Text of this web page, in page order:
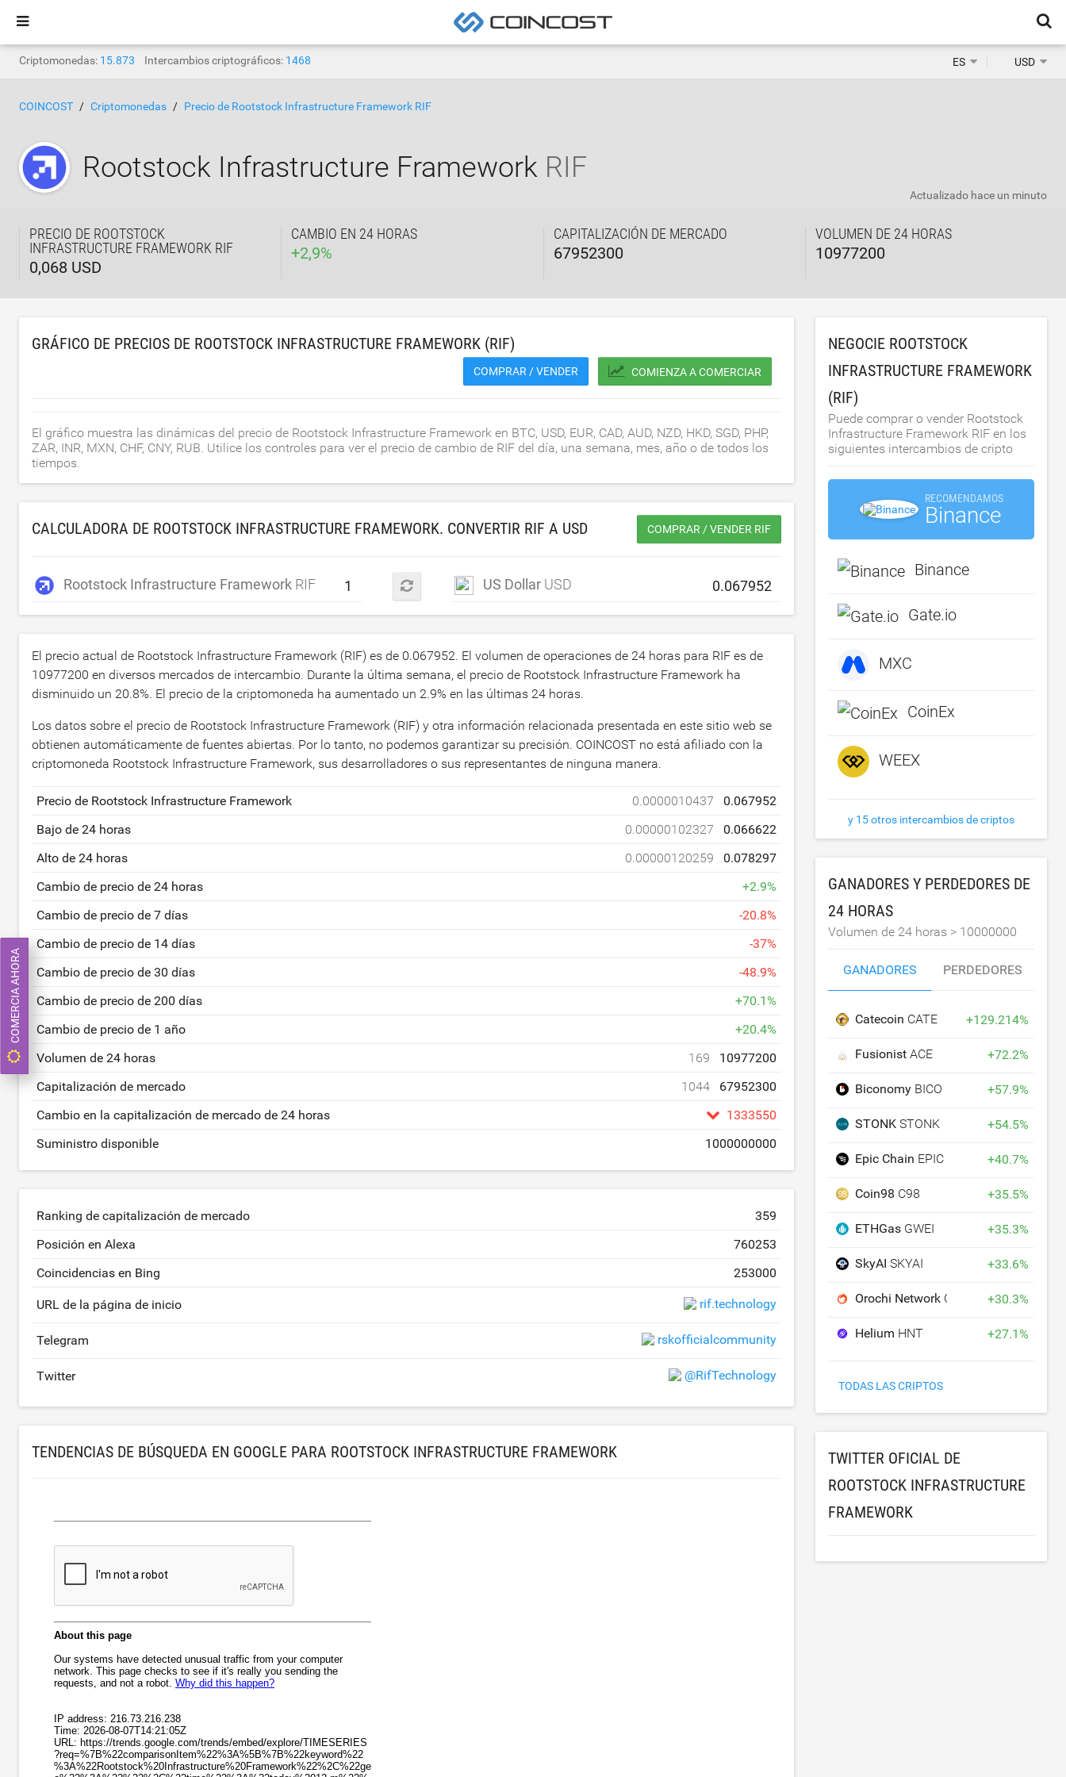
Criptomonedas: 15.873 Intercambios criptográficos: 1468 ES USD
COINCOST Criptomonedas Precio de Rootstock Infrastructure Framework RIF
Rootstock Infrastructure Framework RIF
PRECIO DE ROOTSTOCK
INFRASTRUCTURE FRAMEWORK RIF
0,068 USD
CAMBIO EN 24 HORAS
+2,9%
CAPITALIZACIÓN DE MERCADO
67952300
VOLUMEN DE 24 HORAS
10977200
Actualizado hace un minuto
GRÁFICO DE PRECIOS DE ROOTSTOCK INFRASTRUCTURE FRAMEWORK (RIF)
COMPRAR / VENDER COMIENZA A COMERCIAR
El gráfico muestra las dinámicas del precio de Rootstock Infrastructure Framework en BTC, USD, EUR, CAD, AUD, NZD, HKD, SGD, PHP,
ZAR, INR, MXN, CHF, CNY, RUB. Utilice los controles para ver el precio de cambio de RIF del día, una semana, mes, año o de todos los
tiempos.
CALCULADORA DE ROOTSTOCK INFRASTRUCTURE FRAMEWORK. CONVERTIR RIF A USD COMPRAR / VENDER RIF
Rootstock Infrastructure Framework RIF US Dollar USD
El precio actual de Rootstock Infrastructure Framework (RIF) es de 0.067952. El volumen de operaciones de 24 horas para RIF es de
10977200 en diversos mercados de intercambio. Durante la última semana, el precio de Rootstock Infrastructure Framework ha
disminuido un 20.8%. El precio de la criptomoneda ha aumentado un 2.9% en las últimas 24 horas.
Los datos sobre el precio de Rootstock Infrastructure Framework (RIF) y otra información relacionada presentada en este sitio web se
obtienen automáticamente de fuentes abiertas. Por lo tanto, no podemos garantizar su precisión. COINCOST no está afiliado con la
criptomoneda Rootstock Infrastructure Framework, sus desarrolladores o sus representantes de ninguna manera.
Precio de Rootstock Infrastructure Framework 0.0000010437
0.067952
Bajo de 24 horas
0.00000102327
0.066622
Alto de 24 horas
0.00000120259
0.078297
Cambio de precio de 24 horas
+2.9%
Cambio de precio de 7 días
-20.8%
Cambio de precio de 14 días
-37%
Cambio de precio de 30 días
-48.9%
Cambio de precio de 200 días
+70.1%
Cambio de precio de 1 año
+20.4%
Volumen de 24 horas
169
10977200
Capitalización de mercado
1044
67952300
Cambio en la capitalización de mercado de 24 horas
1333550
Suministro disponible
1000000000
Ranking de capitalización de mercado
359
Posición en Alexa
760253
Coincidencias en Bing
253000
URL de la página de inicio rif.technology
Telegram rskofficialcommunity
Twitter @RifTechnology
TENDENCIAS DE BÚSQUEDA EN GOOGLE PARA ROOTSTOCK INFRASTRUCTURE FRAMEWORK
NEGOCIE ROOTSTOCK
INFRASTRUCTURE FRAMEWORK
(RIF)
Puede comprar o vender Rootstock
Infrastructure Framework RIF en los
siguientes intercambios de cripto
RECOMENDAMOS
Binance
Binance
Gate.io
MXC
CoinEx
WEEX
y 15 otros intercambios de criptos
GANADORES Y PERDEDORES DE
24 HORAS
Volumen de 24 horas > 10000000
GANADORES PERDEDORES
Catecoin CATE +129.214%
FusionistACE +72.2%
Biconomy BICO +57.9%
STONKSTONK +54.5%
Epic Chain EPIC +40.7%
Coin98 C98 +35.5%
ETHGas GWEI +35.3%
SkyAISKYAI +33.6%
Orochi Network ON +30.3%
Helium HNT +27.1%
TODAS LAS CRIPTOS
TWITTER OFICIAL DE
ROOTSTOCK INFRASTRUCTURE
FRAMEWORK
COMERCIA AHORA